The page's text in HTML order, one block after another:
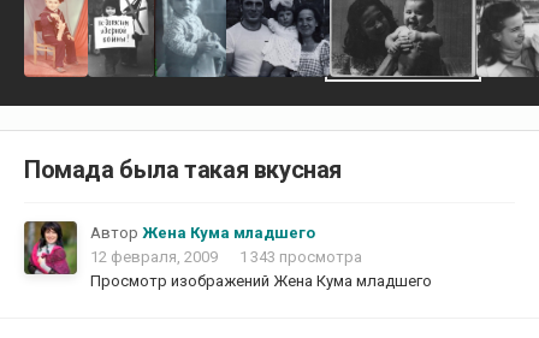
Помада была такая вкусная
Автор Жена Кума младшего
12 февраля, 2009
1 343 просмотра
Просмотр изображений Жена Кума младшего